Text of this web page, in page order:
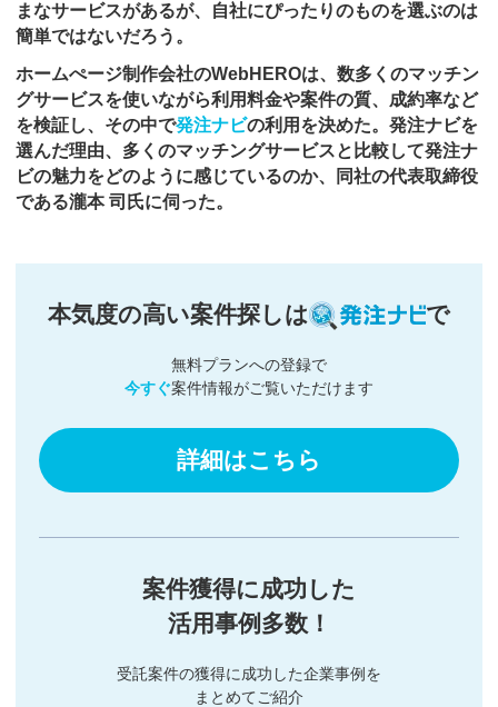
まなサービスがあるが、自社にぴったりのものを選ぶのは
簡単ではないだろう。
ホームぺージ制作会社のWebHEROは、数多くのマッチン
グサービスを使いながら利用料金や案件の質、成約率など
を検証し、その中で発注ナビの利用を決めた。発注ナビを
選んだ理由、多くのマッチングサービスと比較して発注ナ
ビの魅力をどのように感じているのか、同社の代表取締役
である瀧本 司氏に伺った。
本気度の高い案件探しは で
無料プランへの登録で
今すぐ案件情報がご覧いただけます
詳細はこちら
案件獲得に成功した
活用事例多数！
受託案件の獲得に成功した企業事例を
まとめてご紹介